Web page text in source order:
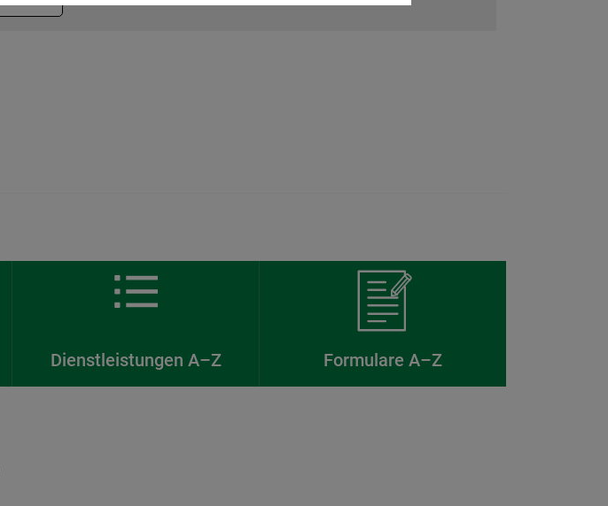
Dienstleistungen A–Z Formulare A–Z